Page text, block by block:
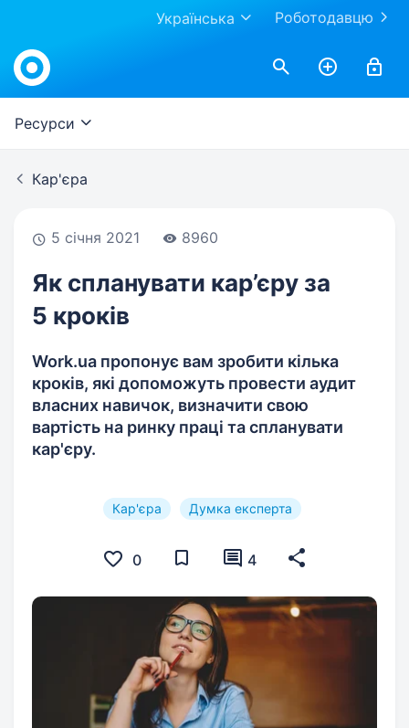
Роботодавцю
Українська
Work.ua
Ресурси
Кар'єра
5 січня 2021 8960
Як спланувати кар’єру за
5 кроків
Work.ua пропонує вам зробити кілька
кроків, які допоможуть провести аудит
власних навичок, визначити свою
вартість на ринку праці та спланувати
кар'єру.
Кар'єра Думка експерта
0 4